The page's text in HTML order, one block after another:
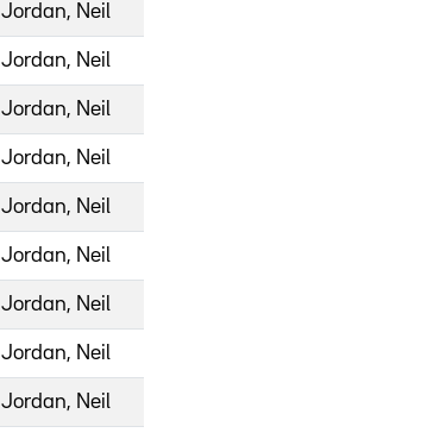
Jordan, Neil
Jordan, Neil
Jordan, Neil
Jordan, Neil
Jordan, Neil
Jordan, Neil
Jordan, Neil
Jordan, Neil
Jordan, Neil